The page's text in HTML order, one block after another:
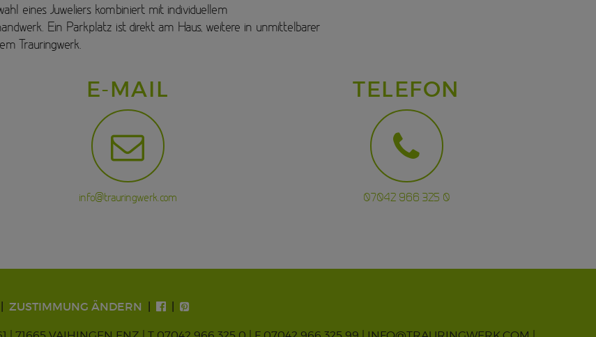
eines Juweliers kombiniert mit individuellem
Ein Parkplatz ist direkt am Haus, weitere in unmittelbarer
Trauringwerk.
E-MAIL
info@trauringwerk.com
TELEFON
07042 966 325 0
ZUSTIMMUNG ÄNDERN